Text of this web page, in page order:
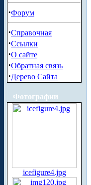
·Форум
·Справочная
·Ссылки
·О сайте
·Обратная связь
·Дерево Сайта
Фотографии
icefigure4.jpg